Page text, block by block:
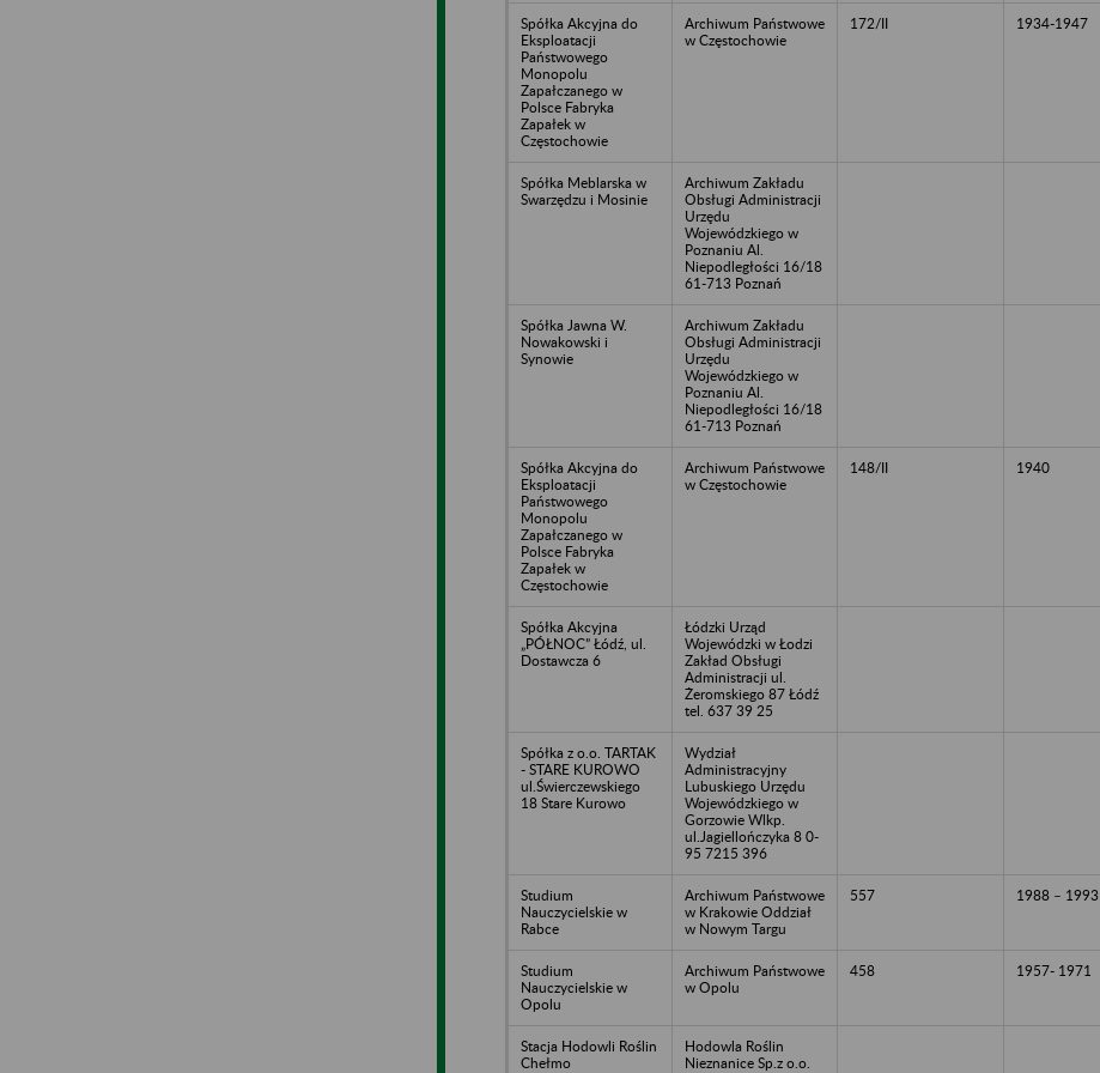
Spółka Akcyjna do
Eksploatacji
Państwowego
Monopolu
Zapałczanego w
Polsce Fabryka
Zapałek w
Częstochowie
Archiwum Państwowe
w Częstochowie
172/II 1934-1947
Spółka Meblarska w
Swarzędzu i Mosinie
Archiwum Zakładu
Obsługi Administracji
Urzędu
Wojewódzkiego w
Poznaniu Al.
Niepodległości 16/18
61-713 Poznań
Spółka Jawna W.
Nowakowski i
Synowie
Archiwum Zakładu
Obsługi Administracji
Urzędu
Wojewódzkiego w
Poznaniu Al.
Niepodległości 16/18
61-713 Poznań
Spółka Akcyjna do
Eksploatacji
Państwowego
Monopolu
Zapałczanego w
Polsce Fabryka
Zapałek w
Częstochowie
Archiwum Państwowe
w Częstochowie
148/II 1940
Spółka Akcyjna
„PÓŁNOC” Łódź, ul.
Dostawcza 6
Łódzki Urząd
Wojewódzki w Łodzi
Zakład Obsługi
Administracji ul.
Żeromskiego 87 Łódź
tel. 637 39 25
Spółka z o.o. TARTAK
- STARE KUROWO
ul.Świerczewskiego
18 Stare Kurowo
Wydział
Administracyjny
Lubuskiego Urzędu
Wojewódzkiego w
Gorzowie Wlkp.
ul.Jagiellończyka 8 0-
95 7215 396
Studium
Nauczycielskie w
Rabce
Archiwum Państwowe
w Krakowie Oddział
w Nowym Targu
557 1988 – 1993
Studium
Nauczycielskie w
Opolu
Archiwum Państwowe
w Opolu
458 1957- 1971
Stacja Hodowli Roślin
Chełmo
Hodowla Roślin
Nieznanice Sp.z o.o.